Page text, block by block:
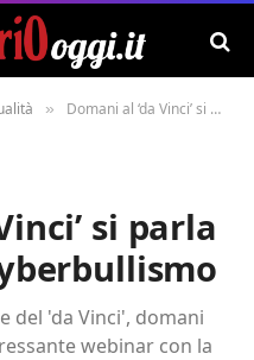
» Domani al ‘da Vinci’ si parla di bullismo e cyberbullismo
si parla
del 'da Vinci', domani
webinar con la